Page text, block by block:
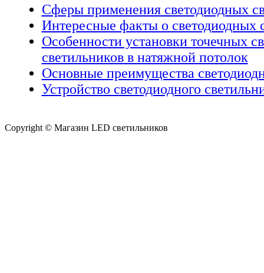
Сферы применения светодиодных
Интересные факты о светодиодных
Особенности установки точечных
светильников в натяжной потолок
Основные преимущества
Устройство светодиодного
Copyright © Магазин LED светильников